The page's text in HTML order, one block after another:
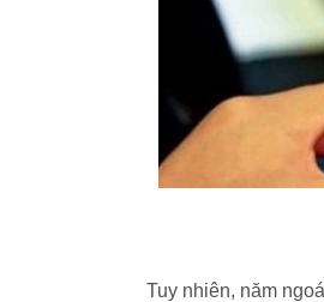
Tuy nhiên, năm